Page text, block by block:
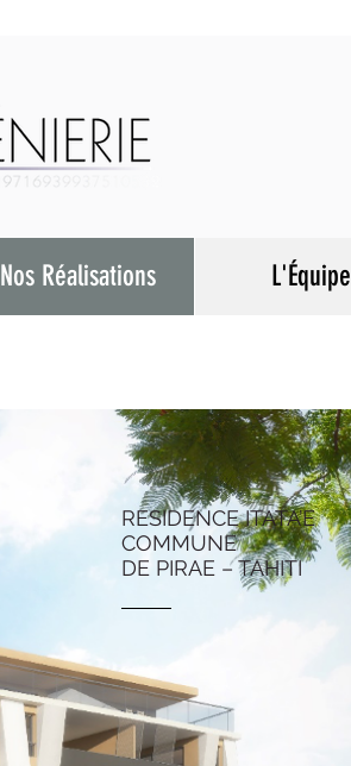
Nos Réalisations L'Équipe
RESIDENCE ITATA’E
COMMUNE
DE PIRAE – TAHITI